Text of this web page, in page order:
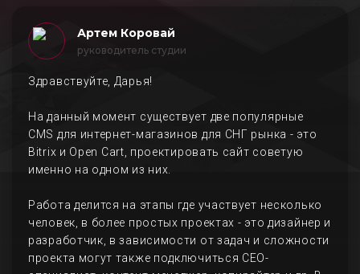
Артем Коровай
руководитель студии
Здравствуйте, Дарья!
На данный момент существует две популярные
CMS для интернет-магазинов для СНГ рынка - это
Bitrix и Open Cart, проектировать сайт советую
именно на одном из них.
Работа делится на этапы где участвует несколько
человек, в более простых проектах - это дизайнер и
разработчик, в зависимости от задач и сложности
проекта могут также подключиться СЕО-